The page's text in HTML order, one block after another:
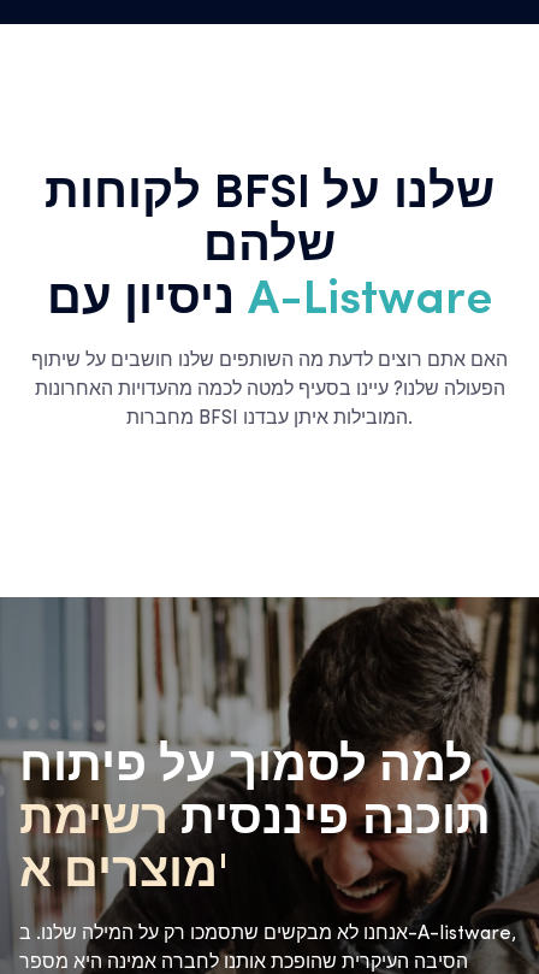
לקוחות BFSI שלנו על
שלהם
A-Listware
האם אתם רוצים לדעת מה השותפים שלנו חושבים על שיתוף
הפעולה שלנו? עיינו בסעיף למטה לכמה מהעדויות האחרונות
מחברות BFSI המובילות איתן עבדנו.
למה לסמוך על פיתוח
תוכנה פיננסיתרשימת
מוצרים א'
אנחנו לא מבקשים שתסמכו רק על המילה שלנו. ב-A-listware,
הסיבה העיקרית שהופכת אותנו לחברה אמינה היא מספר